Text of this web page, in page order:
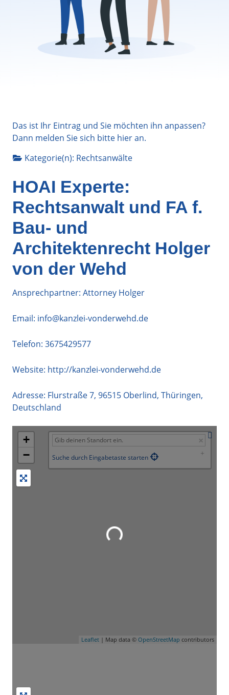
Das ist Ihr Eintrag und Sie möchten ihn anpassen?
Dann melden Sie sich bitte hieran.
Kategorie(n): Rechtsanwälte
HOAI Experte:
Rechtsanwalt und FA f.
Bau- und
Architektenrecht Holger
von der Wehd
Ansprechpartner: Attorney Holger
Email: info@kanzlei-vonderwehd.de
Telefon: 3675429577
Website: http://kanzlei-vonderwehd.de
Adresse: Flurstraße 7, 96515 Oberlind, Thüringen,
Deutschland
+
−
Suche durch Eingabetaste starten
Leaflet | Map data © OpenStreetMap contributors
Wird geladen …